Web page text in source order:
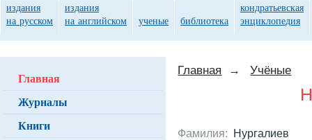
Главная → Учёные
Фамилия: Нургалиев
Главная
Журналы
Книги
издания
на русском
издания
на английском
ученые библиотека
кондратьевская
энциклопедия